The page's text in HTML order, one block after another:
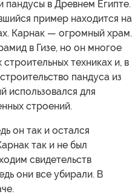
пандусы в Древнем Египте.
пример находится на
Карнак — огромный храм.
в Гизе, но он многое
техниках и, в
пандуса из
использовался для
строений.
он так и остался
так и не был
свидетельств
они все убирали. В